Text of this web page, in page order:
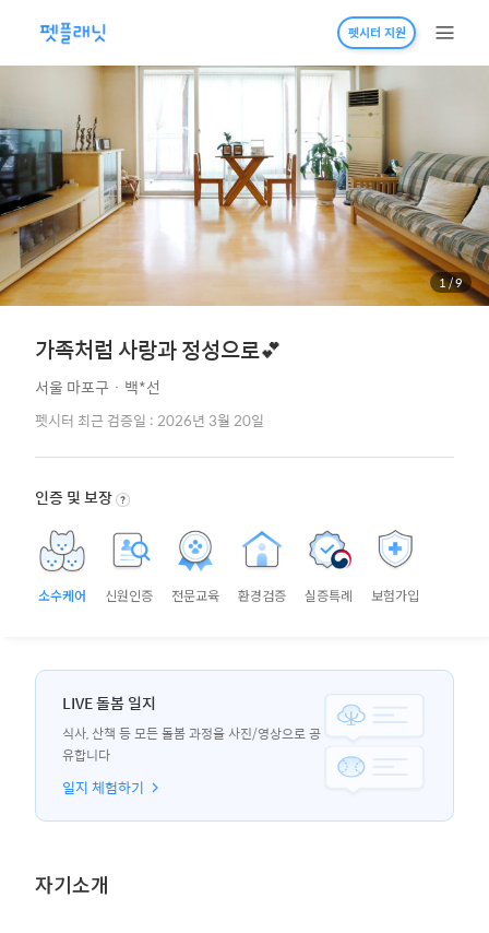
펫시터 지원
1/9
가족처럼 사랑과 정성으로💕
서울 마포구 · 백*선
펫시터 최근 검증일 : 2026년 3월 20일
인증 및 보장
소수케어 신원인증 전문교육 환경검증 실증특례 보험가입
LIVE 돌봄 일지
식사, 산책 등 모든 돌봄 과정을 사진/영상으로 공
유합니다
일지 체험하기
자기소개